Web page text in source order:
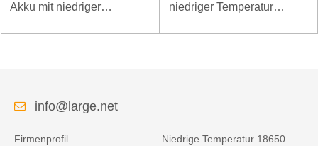
Akku mit niedriger
niedriger Temperatur
info@large.net
Firmenprofil
Niedrige Temperatur 18650